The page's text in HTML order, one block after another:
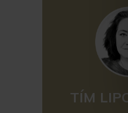
TÍM